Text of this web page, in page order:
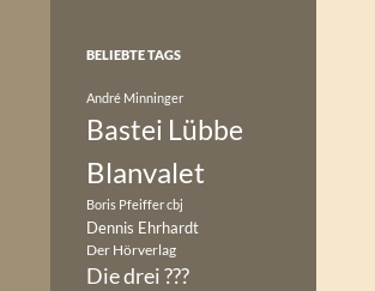
BELIEBTE TAGS
André Minninger
Bastei Lübbe
Blanvalet
Boris Pfeiffercbj
Dennis Ehrhardt
Der Hörverlag
Die drei ???